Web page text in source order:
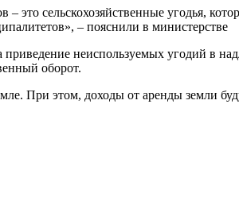
это сельскохозяйственные угодья,
– пояснили в министерстве
неиспользуемых угодий в
оборот.
При этом, доходы от аренды земли